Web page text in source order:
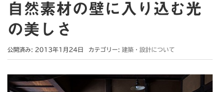
自然素材の壁に入り込む光
の美しさ
公開済み: 2013年1月24日 カテゴリー: 建築・設計について